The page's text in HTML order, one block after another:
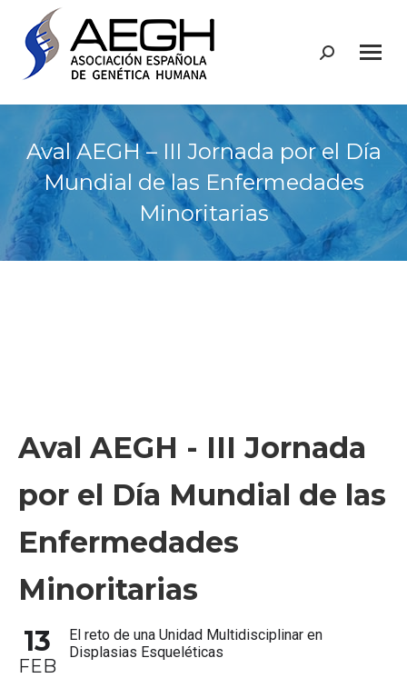
Buscar:
Aval AEGH – III Jornada por el Día
Mundial de las Enfermedades
Minoritarias
Aval AEGH - III Jornada
por el Día Mundial de las
Enfermedades
Minoritarias
13
FEB
El reto de una Unidad Multidisciplinar en
Displasias Esqueléticas